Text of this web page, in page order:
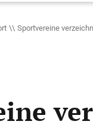
Sportvereine